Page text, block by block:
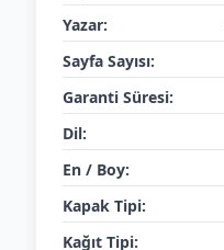
Yazar:
Sayfa Sayısı:
Garanti Süresi:
Dil:
En / Boy:
Kapak Tipi:
Kağıt Tipi: